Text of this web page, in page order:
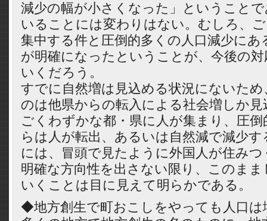
減少の幅が小さくなった」ということ
いることには変わりはない。むしろ、
集中する件と圧倒的多くの人口減少にあ
が明確になったということが、今後の
いくだろう。
すでに自然増は見込める状況にないた
のは他県からの転入による社会増しか見
ごくわずかな都・県に人が集まり、圧
らは人が転出、あるいは自然減で減少
には、冒頭で見たように外国人が住み
明確な方向性を出さない限り、このま
いくことは目に見えて明らかである。
◆地方創生で町おこしをやっても人口は